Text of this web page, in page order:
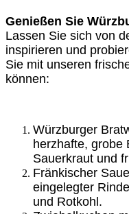
Genießen Sie
Lassen Sie sich von
inspirieren und
Sie mit unseren
können:
Würzburger
herzhafte, grobe
Sauerkraut und
Fränkischer
eingelegter
und Rotkohl.